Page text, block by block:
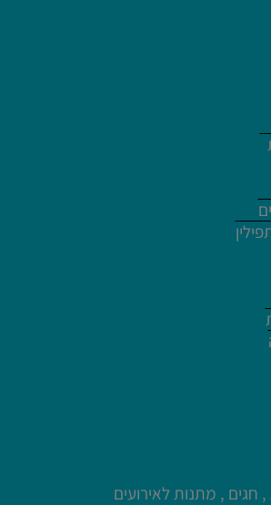
חגים , מתנות לאירועים